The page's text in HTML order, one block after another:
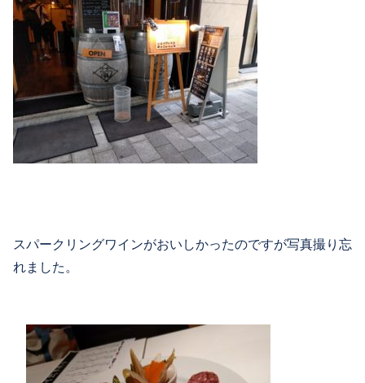
スパークリングワインがおいしかったのですが写真撮り忘
れました。